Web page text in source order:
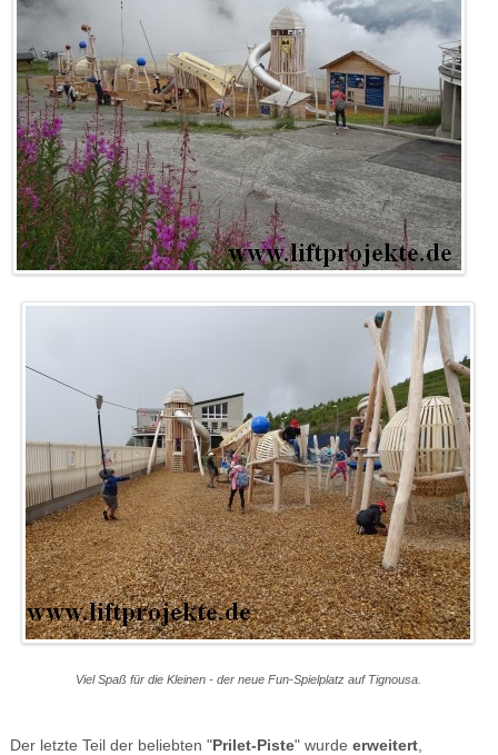
Viel Spaß für die Kleinen - der neue Fun-Spielplatz auf Tignousa.
Der letzte Teil der beliebten "Prilet-Piste" wurde erweitert,